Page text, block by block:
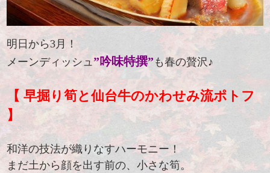
明日から3月！
メーンディッシュ”吟味特撰” も春の贅沢♪
【 早掘り筍と仙台牛のかわせみ流ポトフ
】
和洋の技法が織りなすハーモニー！
まだ土から顔を出す前の、小さな筍。